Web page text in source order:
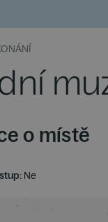
o místě
Ne